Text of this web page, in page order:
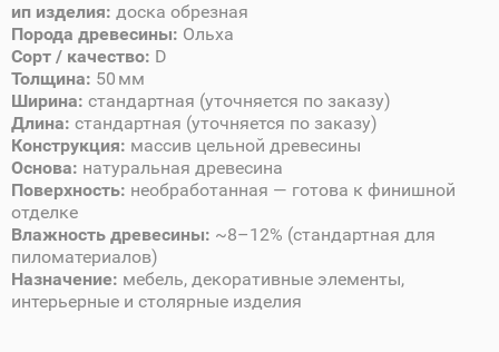
ип изделия: доска обрезная
Порода древесины: Ольха
Сорт / качество: D
Толщина: 50 мм
Ширина: стандартная (уточняется по заказу)
Длина: стандартная (уточняется по заказу)
Конструкция: массив цельной древесины
Основа: натуральная древесина
Поверхность: необработанная — готова к финишной
отделке
Влажность древесины: ~8–12% (стандартная для
пиломатериалов)
Назначение: мебель, декоративные элементы,
интерьерные и столярные изделия